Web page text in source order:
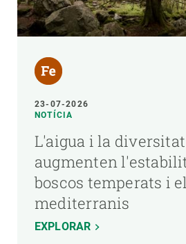
23-07-2026
NOTÍCIA
L'aigua i la
augmenten
boscos temperats i
mediterranis
EXPLORAR